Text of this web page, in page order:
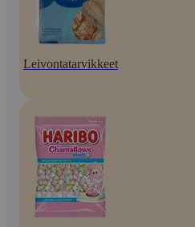
Leivontatarvikkeet